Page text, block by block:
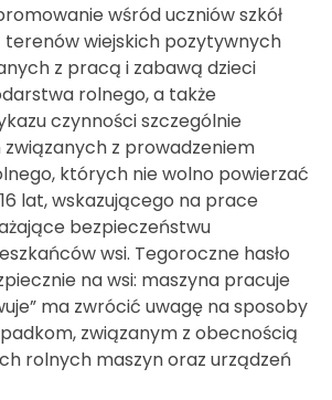
wśród uczniów szkół
wiejskich pozytywnych
z pracą i zabawą dzieci
rolnego, a także
czynności szczególnie
z prowadzeniem
których nie wolno powierzać
lat, wskazującego na prace
bezpieczeństwu
wsi. Tegoroczne hasło
na wsi: maszyna pracuje
ma zwrócić uwagę na sposoby
związanym z obecnością
rolnych maszyn oraz urządzeń